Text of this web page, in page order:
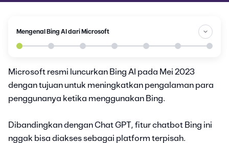
Mengenal Bing AI dari Microsoft
Microsoft resmi luncurkan Bing AI pada Mei 2023
dengan tujuan untuk meningkatkan pengalaman para
penggunanya ketika menggunakan Bing.
Dibandingkan dengan Chat GPT, fitur chatbot Bing ini
nggak bisa diakses sebagai platform terpisah.